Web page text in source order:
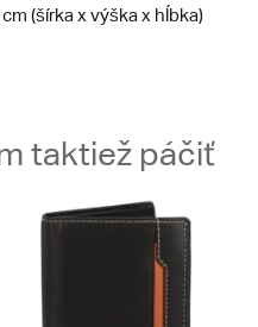
(šírka x výška x hĺbka)
taktiež páčiť